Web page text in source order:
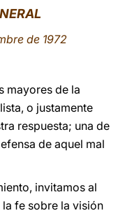
LATINE
de 1972
mayores de la
o justamente
respuesta; una de
de aquel mal
invitamos al
fe sobre la visión